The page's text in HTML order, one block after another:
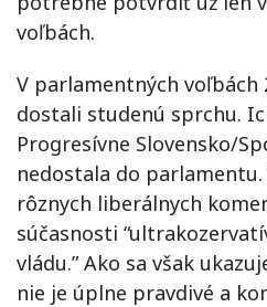
voľbách.
V parlamentných voľbách
dostali studenú sprchu.
Progresívne Slovensko/
nedostala do
rôznych liberálnych
súčasnosti
vládu.” Ako sa však
nie je úplne pravdivé a